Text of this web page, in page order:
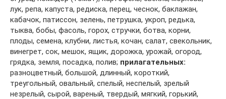
лук, репа, капуста, редиска, перец, чеснок, баклажан,
кабачок, патиссон, зелень, петрушка, укроп, редька,
тыква, бобы, фасоль, горох, стручки, ботва, корни,
плоды, семена, клубни, листья, кочан, салат, свекольник,
винегрет, сок, мешок, ящик, дорожка, урожай, огород,
грядка, земля, посадка, полив; прилагательных:
разноцветный, большой, длинный, короткий,
треугольный, овальный, спелый, неспелый, зрелый
незрелый, сырой, вареный, твердый, мягкий, горький,